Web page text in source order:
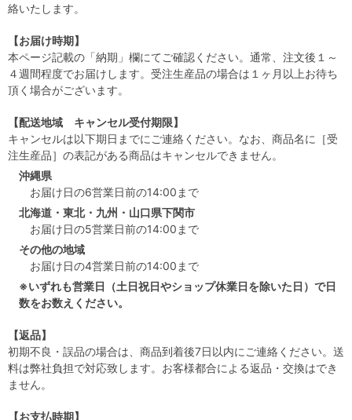
絡いたします。
【お届け時期】
本ページ記載の「納期」欄にてご確認ください。通常、注文後１～
４週間程度でお届けします。受注生産品の場合は１ヶ月以上お待ち
頂く場合がございます。
【配送地域 キャンセル受付期限】
キャンセルは以下期日までにご連絡ください。なお、商品名に［受
注生産品］の表記がある商品はキャンセルできません。
沖縄県
お届け日の6営業日前の14:00まで
北海道・東北・九州・山口県下関市
お届け日の5営業日前の14:00まで
その他の地域
お届け日の4営業日前の14:00まで
※いずれも営業日（土日祝日やショップ休業日を除いた日）で日
数をお数えください。
【返品】
初期不良・誤品の場合は、商品到着後7日以内にご連絡ください。送
料は弊社負担で対応致します。お客様都合による返品・交換はでき
ません。
【お支払時期】